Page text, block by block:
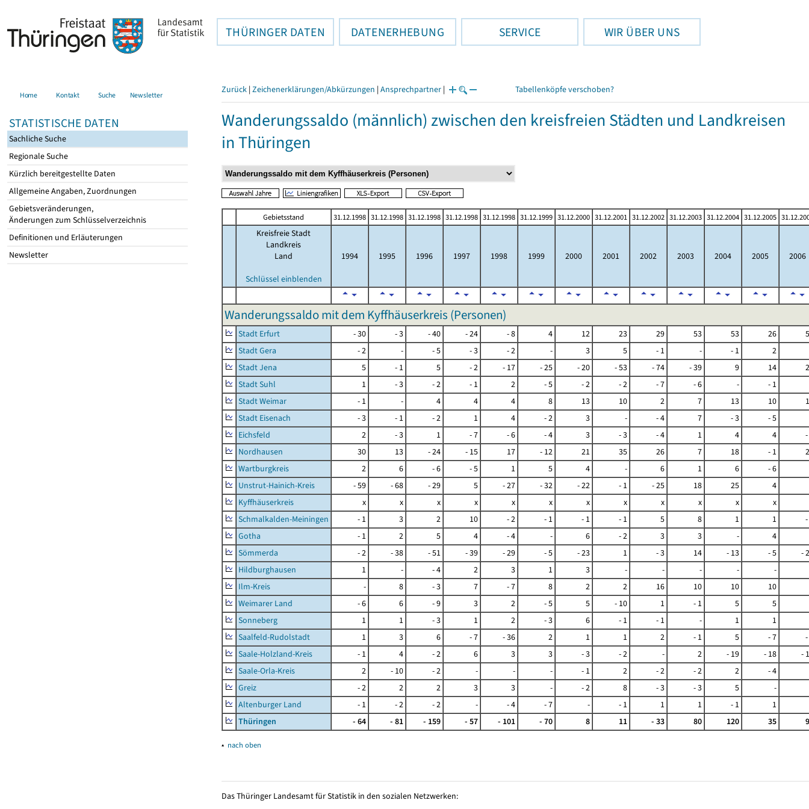
THÜRINGER DATEN DATENERHEBUNG SERVICE WIR ÜBER UNS
Home Kontakt Suche Newsletter
STATISTISCHE DATEN
Sachliche Suche
Regionale Suche
Kürzlich bereitgestellte Daten
Allgemeine Angaben, Zuordnungen
Gebietsveränderungen,
Änderungen zum Schlüsselverzeichnis
Definitionen und Erläuterungen
Newsletter
Zurück | Zeichenerklärungen/Abkürzungen | Ansprechpartner | Tabellenköpfe verschoben?
Wanderungssaldo (männlich) zwischen den kreisfreien Städten und Landkreisen
in Thüringen
Gebietsstand 31.12.1998 31.12.1998 31.12.1998 31.12.1998 31.12.1998 31.12.1999 31.12.2000 31.12.2001 31.12.2002 31.12.2003 31.12.2004 31.12.2005
Kreisfreie Stadt
Landkreis
Land
Schlüssel einblenden
1994 1995 1996 1997 1998 1999 2000 2001 2002 2003 2004 2005 2006
Wanderungssaldo mit dem Kyffhäuserkreis (Personen)
Stadt Erfurt - 30 - 3 - 40 - 24 - 8 4 12 23 29 53 53 26
Stadt Gera
- 2 - - 5 - 3 - 2 - 3 5 - 1 - - 1
2
Stadt Jena
5 - 1 5 - 2 - 17 - 25 - 20 - 53 - 74 - 39 9 14
Stadt Suhl
1 - 3 - 2 - 1 2 - 5 - 2 - 2 - 7 - 6 -
- 1
Stadt Weimar
- 1 - 4 4 4 8 13 10 2 7 13 10
Stadt Eisenach
- 3 - 1 - 2 1 4 - 2 3 - - 4 7 - 3
- 5
Eichsfeld
2 - 3 1 - 7 - 6 - 4 3 - 3 - 4 1 4 4
Nordhausen
30 13 - 24 - 15 17 - 12 21 35 26 7 18 - 1
Wartburgkreis
2 6 - 6 - 5 1 5 4 - 6 1 6
- 6
Unstrut-Hainich-Kreis
- 59 - 68 - 29 5 - 27 - 32 - 22 - 1 - 25 18 25
4
Kyffhäuserkreis
x x x x x x x x x x x
x
Schmalkalden-Meiningen
- 1 3 2 10 - 2 - 1 - 1 - 1 5 8 1 1
Gotha
- 1 2 5 4 - 4 - 6 - 2 3 3 -
4
Sömmerda
- 2 - 38 - 51 - 39 - 29 - 5 - 23 1 - 3 14 - 13 - 5
-
Hildburghausen
1 - - 4 2 3 1 3 - - - -
-
Ilm-Kreis
- 8 - 3 7 - 7 8 2 2 16 10 10
10
Weimarer Land
- 6 6 - 9 3 2 - 5 5 - 10 1 - 1 5
5
Sonneberg
1 1 - 3 1 2 - 3 6 - 1 - 1 - 1
1
Saalfeld-Rudolstadt
1 3 6 - 7 - 36 2 1 1 2 - 1 5 - 7
Saale-Holzland-Kreis
- 1 4 - 2 6 3 3 - 3 - 2 - 2 - 19 - 18
-
Saale-Orla-Kreis
2 - 10 - 2 - - - - 1 2 - 2 - 2 2
- 4
Greiz
- 2 2 2 3 3 - - 2 8 - 3 - 3 5
-
Altenburger Land
- 1 - 2 - 2 - - 4 - 7 - - 1 1 1 - 1
1
Thüringen
- 64 - 81 - 159 - 57 - 101 - 70 8 11 - 33 80 120 35
▴ nach oben
Das Thüringer Landesamt für Statistik in den sozialen Netzwerken: